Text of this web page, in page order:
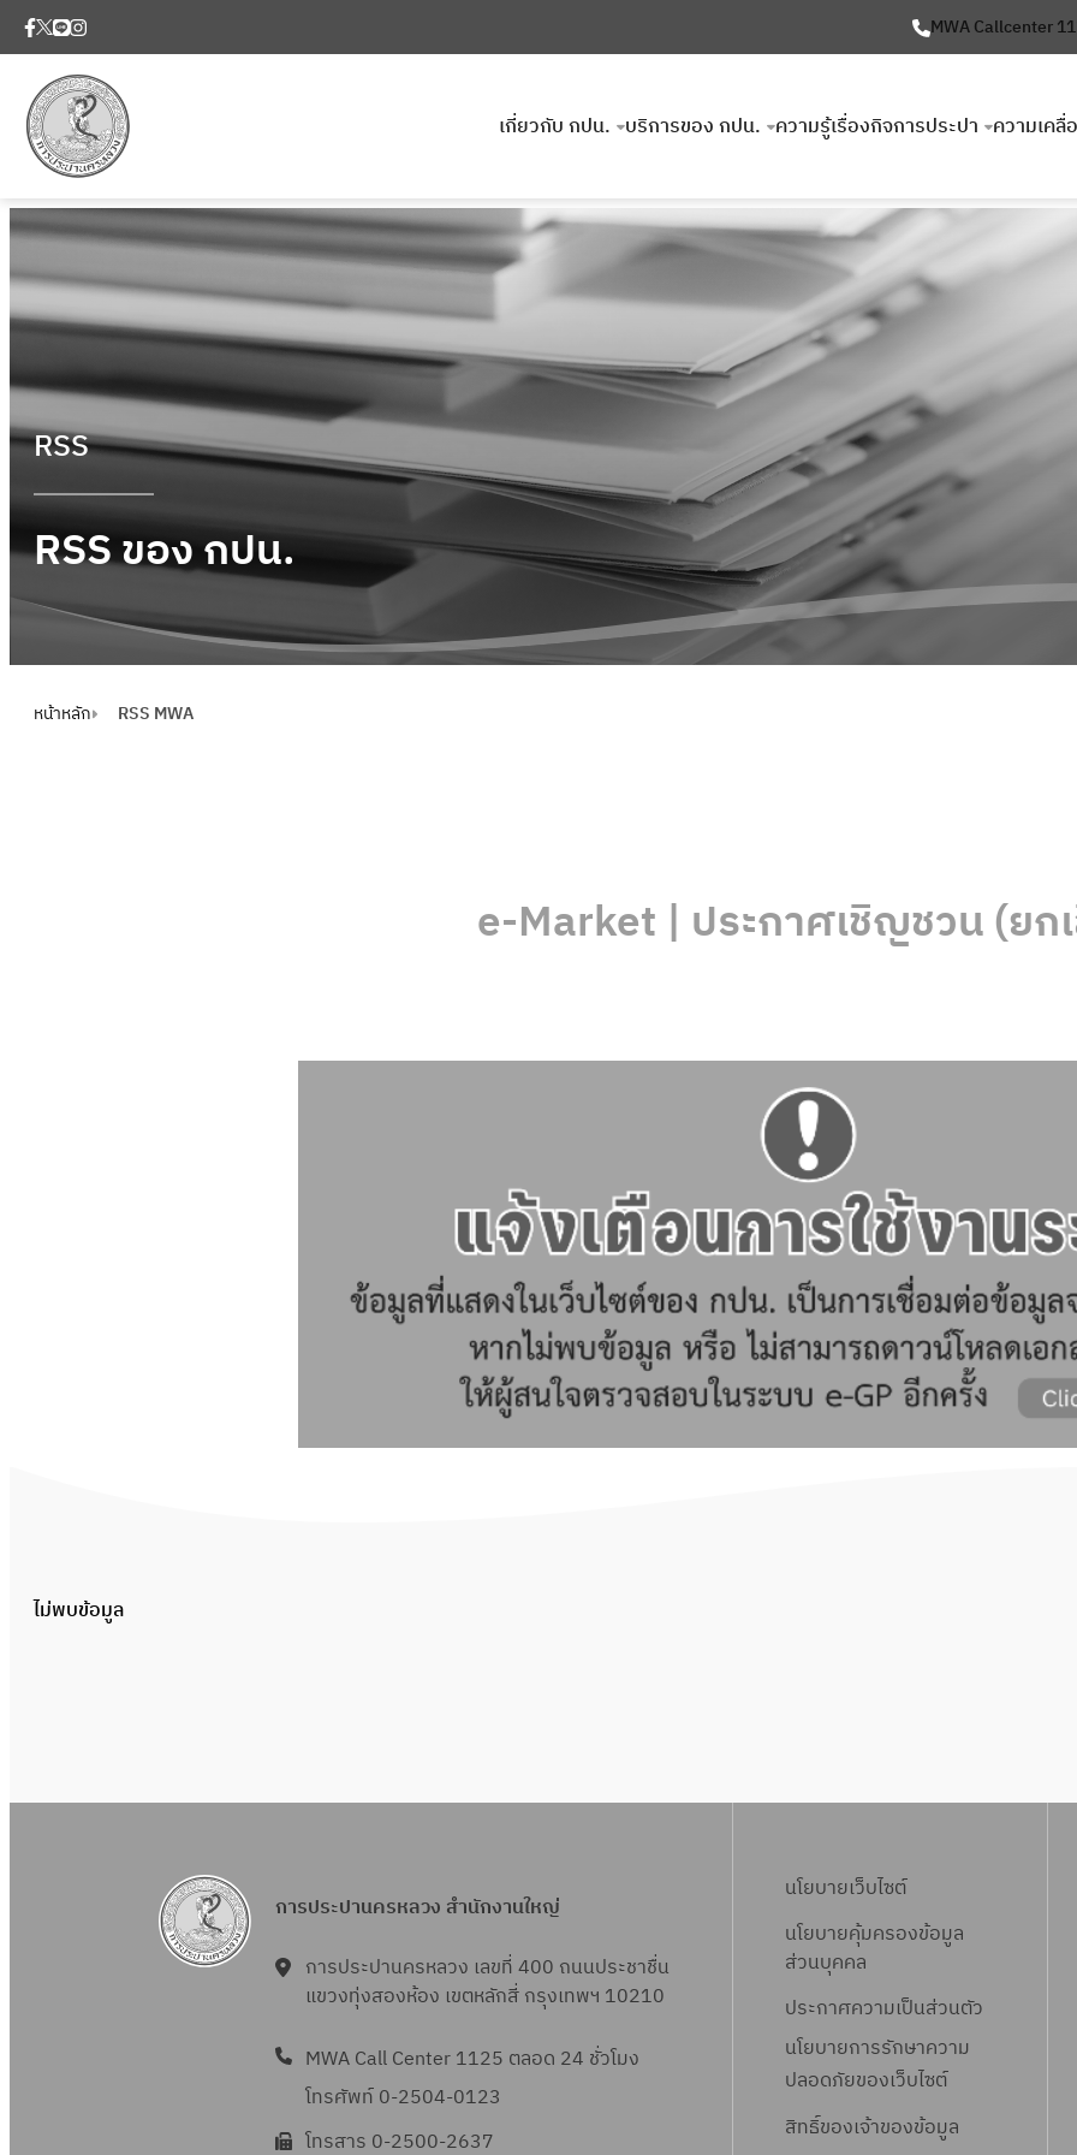
MWA Callcenter
เกี่ยวกับ กปน. บริการของ กปน. ความรู้เรื่องกิจการประปา ความเคลื่
RSS
RSS ของ กปน.
หน้าหลัก RSS MWA
e-Market | ประกาศเชิญชวน (ยก
ไม่พบข้อมูล
การประปานครหลวง สำนักงานใหญ่
การประปานครหลวง เลขที่ 400 ถนนประชาชื่น
แขวงทุ่งสองห้อง เขตหลักสี่ กรุงเทพฯ 10210
MWA Call Center 1125 ตลอด 24 ชั่วโมง
โทรศัพท์ 0-2504-0123
โทรสาร 0-2500-2637
นโยบายเว็บไซต์
นโยบายคุ้มครองข้อมูล
ส่วนบุคคล
ประกาศความเป็นส่วนตัว
นโยบายการรักษาความ
ปลอดภัยของเว็บไซต์
สิทธิ์ของเจ้าของข้อมูล